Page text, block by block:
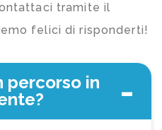
tramite il
felici di risponderti!
percorso in